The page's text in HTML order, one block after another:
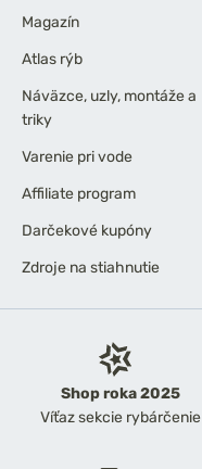
Shop roka 2025
Víťaz sekcie rybárčenie
Magazín
Atlas rýb
Náväzce, uzly, montáže a
triky
Varenie pri vode
Affiliate program
Darčekové kupóny
Zdroje na stiahnutie